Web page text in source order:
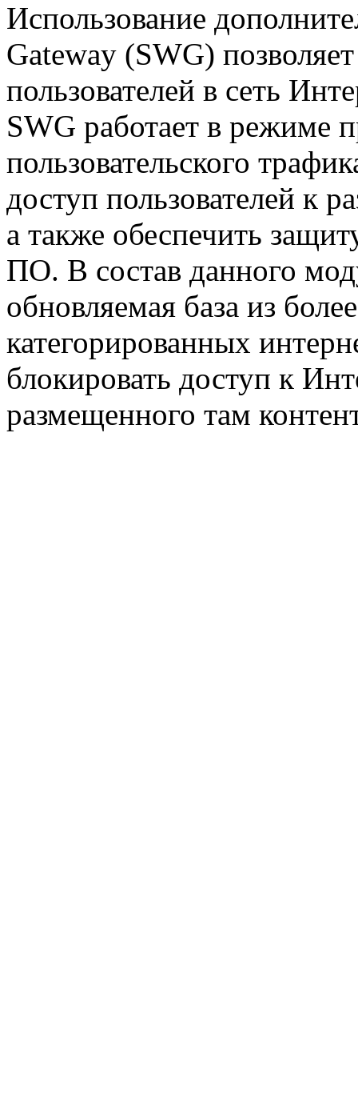
Использование
Gateway (SWG)
пользователей в сеть
SWG работает в режиме
пользовательского
доступ пользователей к
а также обеспечить
ПО. В состав данного
обновляемая база из
категорированных
блокировать доступ к
размещенного там